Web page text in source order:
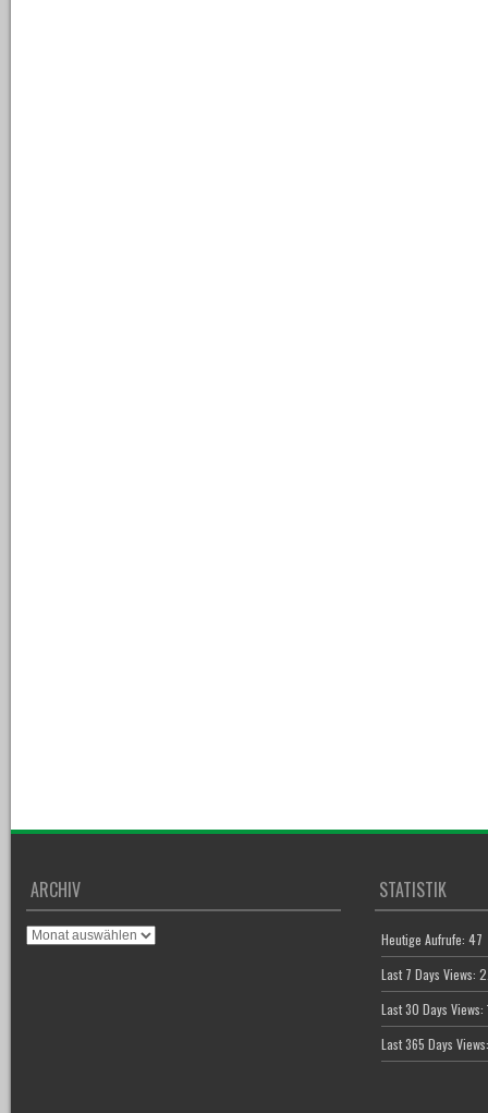
ARCHIV
Archiv
STATISTIK
Heutige Aufrufe:47
Last 7 Days Views:
Last 30 Days Views:
Last 365 Days